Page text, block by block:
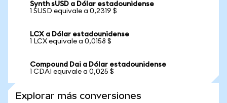
Synth sUSD a Dólar estadounidense
1 SUSD equivale a 0,2319 $
LCX a Dólar estadounidense
1 LCX equivale a 0,0158 $
Compound Dai a Dólar estadounidense
1 CDAI equivale a 0,025 $
Explorar más conversiones